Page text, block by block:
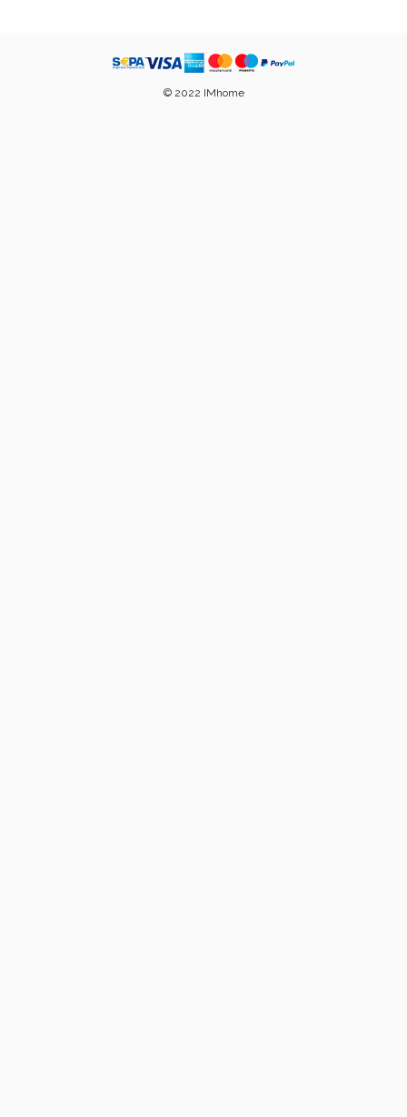
© 2022 IMhome